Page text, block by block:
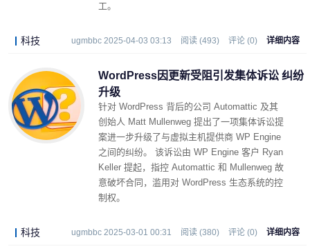
工。
科技 ugmbbc 2025-04-03 03:13 阅读 (493) 评论 (0) 详细内容
WordPress因更新受阻引发集体诉讼 纠纷
升级
针对 WordPress 背后的公司 Automattic 及其
创始人 Matt Mullenweg 提出了一项集体诉讼提
案进一步升级了与虚拟主机提供商 WP Engine
之间的纠纷。 该诉讼由 WP Engine 客户 Ryan
Keller 提起，指控 Automattic 和 Mullenweg 故
意破坏合同，滥用对 WordPress 生态系统的控
制权。
科技 ugmbbc 2025-03-01 00:31 阅读 (380) 评论 (0) 详细内容